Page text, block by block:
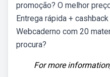
promoção? O melhor
Entrega rápida +
Webcaderno com 20
procura?
For more